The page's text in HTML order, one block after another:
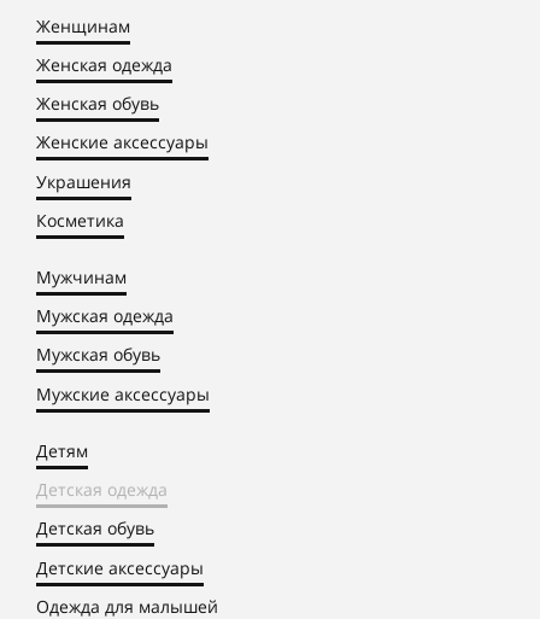
Женщинам
Женская одежда
Женская обувь
Женские аксессуары
Украшения
Косметика
Мужчинам
Мужская одежда
Мужская обувь
Мужские аксессуары
Детям
Детская одежда
Детская обувь
Детские аксессуары
Одежда для малышей